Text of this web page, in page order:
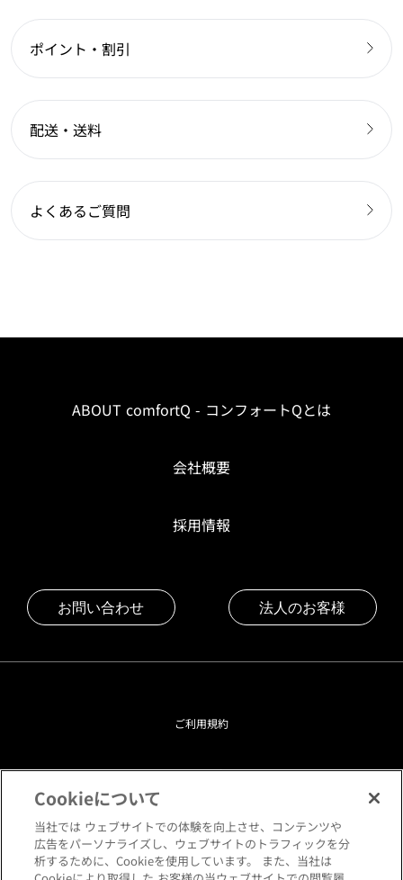
ポイント・割引
配送・送料
よくあるご質問
ABOUT comfortQ - コンフォートQとは
会社概要
採用情報
お問い合わせ 法人のお客様
ご利用規約
プライバシーポリシー
クッキーポリシー
閲覧環境について
Cookieについて
当社では ウェブサイトでの体験を向上させ、コンテンツや
広告をパーソナライズし、ウェブサイトのトラフィックを分
析するために、Cookieを使用しています。 また、当社は